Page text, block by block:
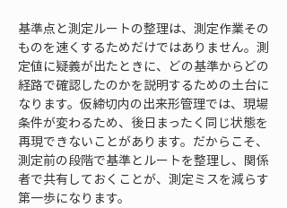
基準点と測定ルートの整理は、測定作業その
ものを速くするためだけではありません。測
定値に疑義が出たときに、どの基準からどの
経路で確認したのかを説明するための土台に
なります。仮締切内の出来形管理では、現場
条件が変わるため、後日まったく同じ状態を
再現できないことがあります。だからこそ、
測定前の段階で基準とルートを整理し、関係
者で共有しておくことが、測定ミスを減らす
第一歩になります。